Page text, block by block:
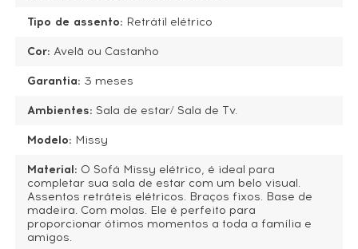
Tipo de assento: Retrátil elétrico
Cor: Avelã ou Castanho
Garantia: 3 meses
Ambientes: Sala de estar/ Sala de Tv.
Modelo: Missy
Material: O Sofá Missy elétrico, é ideal para
completar sua sala de estar com um belo visual.
Assentos retráteis elétricos. Braços fixos. Base de
madeira. Com molas. Ele é perfeito para
proporcionar ótimos momentos a toda a família e
amigos.